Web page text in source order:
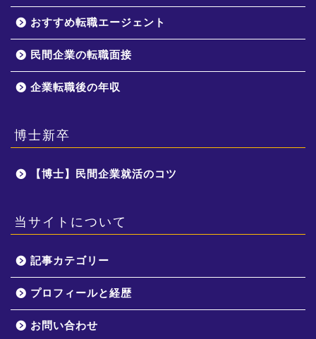
おすすめ転職エージェント
民間企業の転職面接
企業転職後の年収
博士新卒
【博士】民間企業就活のコツ
当サイトについて
記事カテゴリー
プロフィールと経歴
お問い合わせ